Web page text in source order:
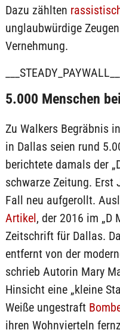
Dazu zählten
unglaubwürdige
Vernehmung.
___STEADY_PAYWALL___
5.000 Menschen
Zu Walkers Begräbnis
in Dallas seien rund
berichtete damals der
schwarze Zeitung. Erst
Fall neu aufgerollt.
Artikel, der 2016 im „D
Zeitschrift für Dallas.
entfernt von der
schrieb Autorin Mary
Hinsicht eine „kleine
Weiße ungestraft
ihren Wohnvierteln